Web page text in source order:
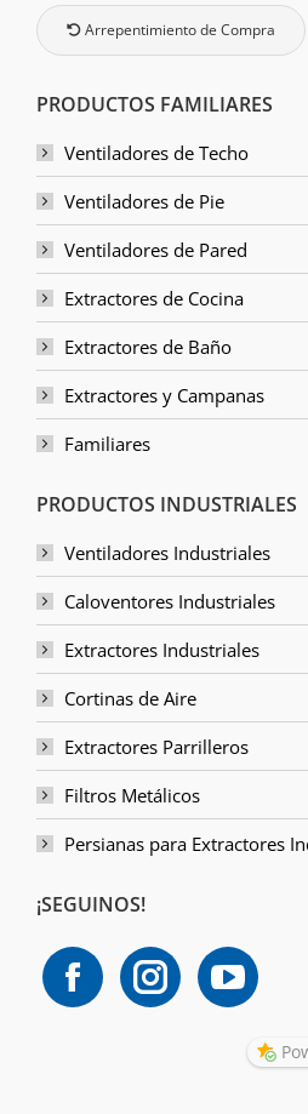
Arrepentimiento de Compra
PRODUCTOS FAMILIARES
Ventiladores de Techo
Ventiladores de Pie
Ventiladores de Pared
Extractores de Cocina
Extractores de Baño
Extractores y Campanas
Familiares
PRODUCTOS INDUSTRIALES
Ventiladores Industriales
Caloventores Industriales
Extractores Industriales
Cortinas de Aire
Extractores Parrilleros
Filtros Metálicos
Persianas para Extractores
¡SEGUINOS!